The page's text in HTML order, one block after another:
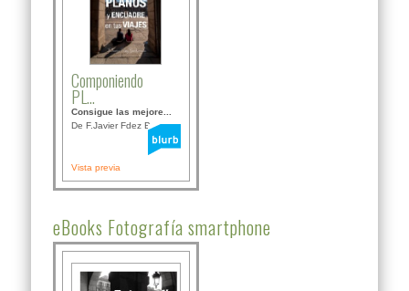
Componiendo
PL...
Consigue las mejore...
De F.Javier Fdez Bor...
Vista previa
eBooks Fotografía smartphone